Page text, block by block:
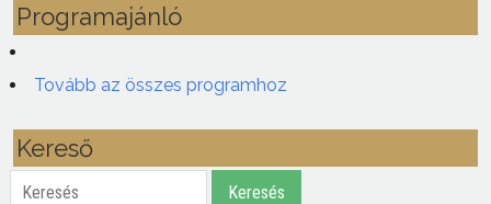
Programajánló
Tovább az összes programhoz
Kereső
Keresés Keresés